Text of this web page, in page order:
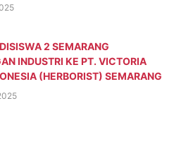
2 SEMARANG
INDUSTRI KE PT. VICTORIA
(HERBORIST) SEMARANG